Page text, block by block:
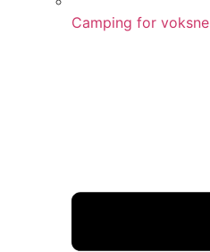
Camping for voksne